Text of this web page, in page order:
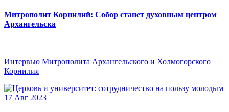
Митрополит Корнилий: Собор станет духовным центром
Архангельска
Интервью Митрополита Архангельского и Холмогорского
Корнилия
17 Авг 2023